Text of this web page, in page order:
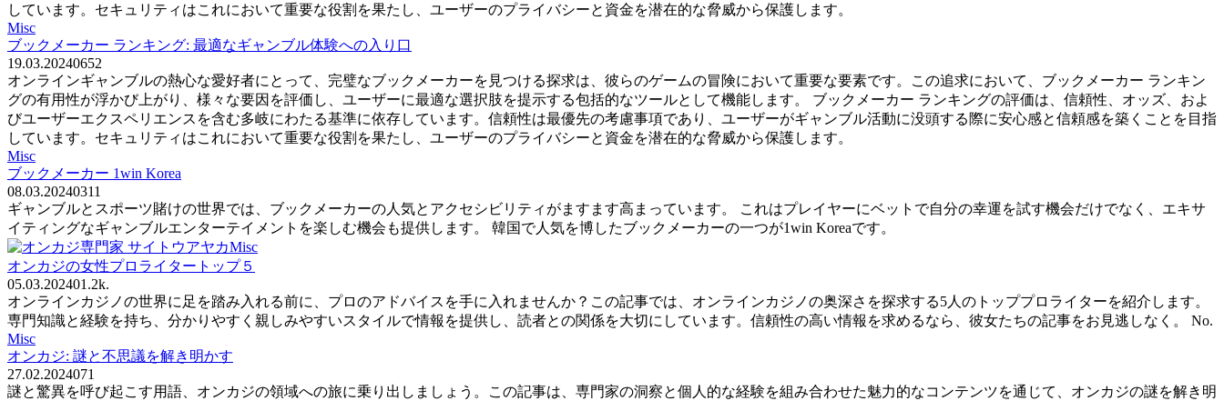
しています。セキュリティはこれにおいて重要な役割を果たし、ユーザーのプライバシーと資金を潜在的な脅威から保護します。
Misc
ブックメーカー ランキング: 最適なギャンブル体験への入り口
19.03.20240652
オンラインギャンブルの熱心な愛好者にとって、完璧なブックメーカーを見つける探求は、彼らのゲームの冒険において重要な要素です。この追求において、ブックメーカー ランキン
グの有用性が浮かび上がり、様々な要因を評価し、ユーザーに最適な選択肢を提示する包括的なツールとして機能します。 ブックメーカー ランキングの評価は、信頼性、オッズ、およ
びユーザーエクスペリエンスを含む多岐にわたる基準に依存しています。信頼性は最優先の考慮事項であり、ユーザーがギャンブル活動に没頭する際に安心感と信頼感を築くことを目指
しています。セキュリティはこれにおいて重要な役割を果たし、ユーザーのプライバシーと資金を潜在的な脅威から保護します。
Misc
ブックメーカー 1win Korea
08.03.20240311
ギャンブルとスポーツ賭けの世界では、ブックメーカーの人気とアクセシビリティがますます高まっています。 これはプレイヤーにベットで自分の幸運を試す機会だけでなく、エキサ
イティングなギャンブルエンターテイメントを楽しむ機会も提供します。 韓国で人気を博したブックメーカーの一つが1win Koreaです。
Misc
オンカジの女性プロライタートップ５
05.03.202401.2k.
オンラインカジノの世界に足を踏み入れる前に、プロのアドバイスを手に入れませんか？この記事では、オンラインカジノの奥深さを探求する5人のトッププロライターを紹介します。
専門知識と経験を持ち、分かりやすく親しみやすいスタイルで情報を提供し、読者との関係を大切にしています。信頼性の高い情報を求めるなら、彼女たちの記事をお見逃しなく。 No.
Misc
オンカジ: 謎と不思議を解き明かす
27.02.2024071
謎と驚異を呼び起こす用語、オンカジの領域への旅に乗り出しましょう。この記事は、専門家の洞察と個人的な経験を組み合わせた魅力的なコンテンツを通じて、オンカジの謎を解き明